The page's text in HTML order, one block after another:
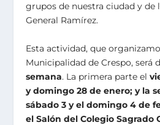
grupos de nuestra ciudad y de
General Ramírez.
Esta actividad, que
Municipalidad de Crespo, será
semana. La primera parte el
y domingo 28 de enero; y la
sábado 3 y el domingo 4 de
el Salón del Colegio Sagrado